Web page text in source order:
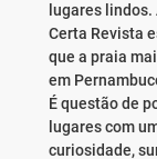
lugares
Certa Revista
que a praia
em
É questão de
lugares com
curiosidade,